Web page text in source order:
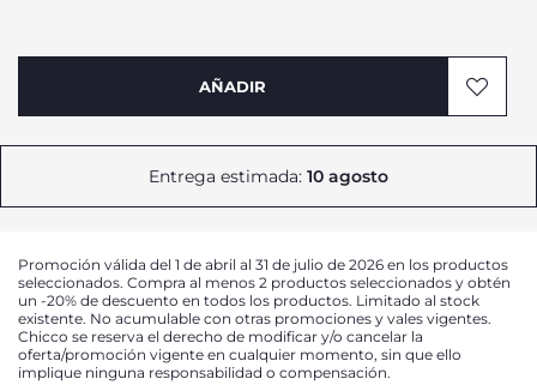
AÑADIR
Entrega estimada: 10 agosto
Promoción válida del 1 de abril al 31 de julio de 2026 en los productos
seleccionados. Compra al menos 2 productos seleccionados y obtén
un -20% de descuento en todos los productos. Limitado al stock
existente. No acumulable con otras promociones y vales vigentes.
Chicco se reserva el derecho de modificar y/o cancelar la
oferta/promoción vigente en cualquier momento, sin que ello
implique ninguna responsabilidad o compensación.